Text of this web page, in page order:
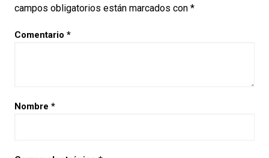
campos obligatorios están marcados con *
Comentario *
Nombre *